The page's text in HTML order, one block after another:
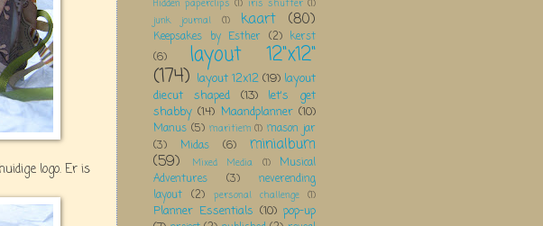
logo. Er is
Hidden paperclips (1) iris shutter (1)
junk journal
(1) kaart (80)
Keepsakes by Esther (2) kerst
(6)
layout 12"x12"
(174) layout 12x12 (19) layout
diecut shaped
(13)
let's get
shabby (14) Maandplanner (10)
Manus (5) maritiem (1) mason jar
(3)
Midas (6) minialbum
(59) Mixed Media (1)
Musical
Adventures
(3)
neverending
layout (2) personal challenge (1)
Planner Essentials (10) pop-up